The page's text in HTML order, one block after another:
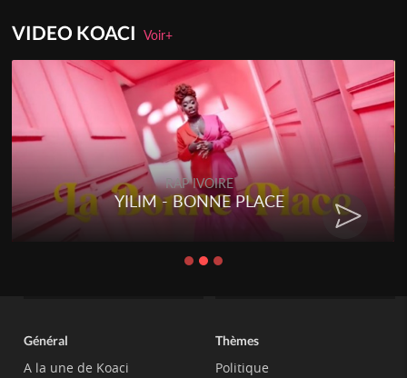
VIDEO KOACIVoir+
RAP IVOIRE
YILIM - BONNE PLACE
Général
A la une de Koaci
Thèmes
Politique